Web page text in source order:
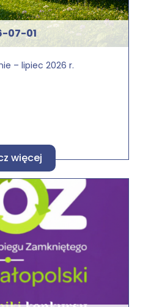
07-01
– lipiec 2026 r.
więcej